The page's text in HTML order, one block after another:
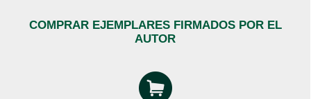
COMPRAR EJEMPLARES FIRMADOS POR EL
AUTOR